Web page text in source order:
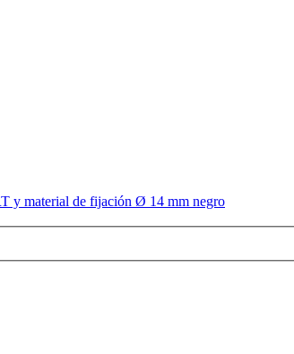
y material de fijación Ø 14 mm negro